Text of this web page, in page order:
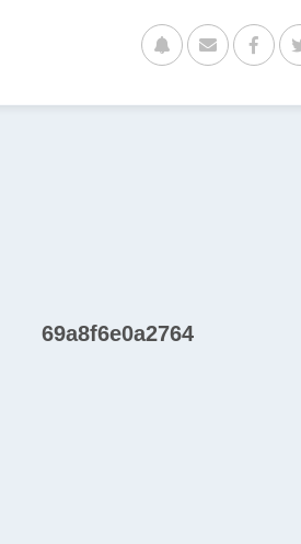
69a8f6e0a2764